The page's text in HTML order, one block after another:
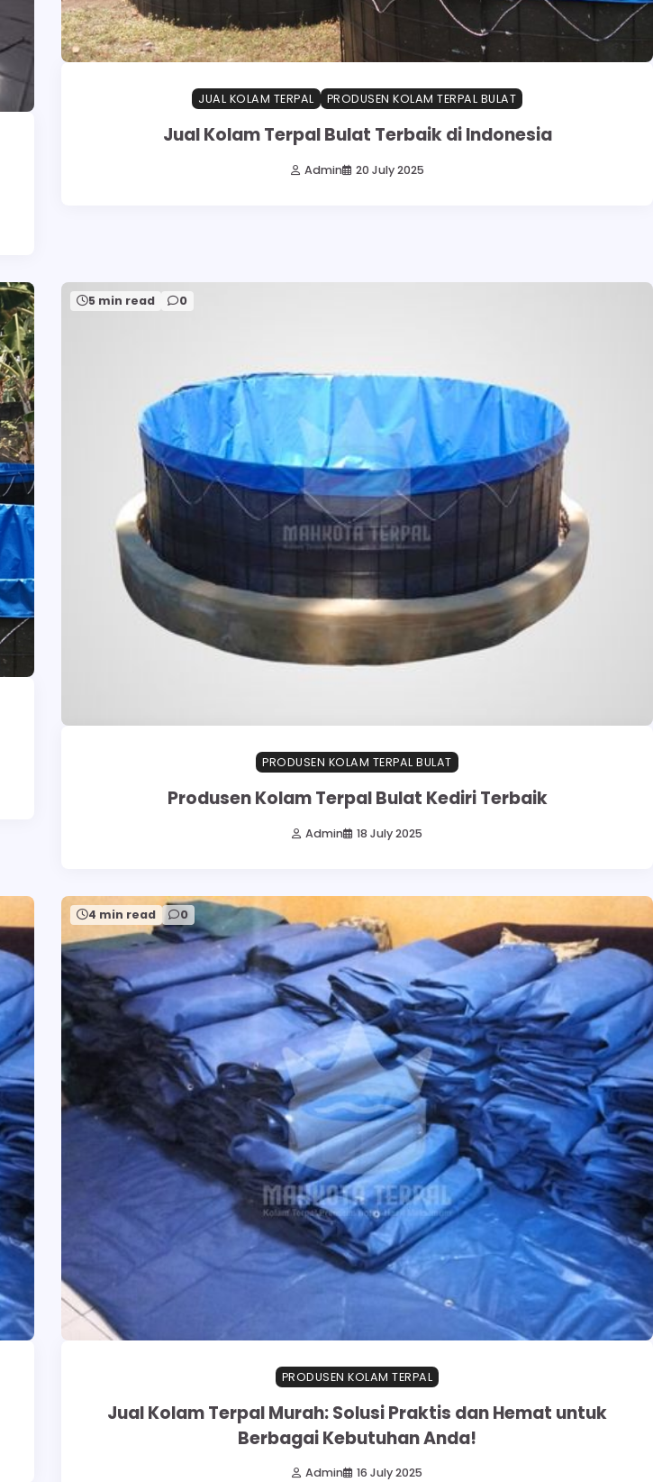
JUAL KOLAM TERPAL PRODUSEN KOLAM TERPAL BULAT
Jual Kolam Terpal Bulat Terbaik di Indonesia
Admin 20 July 2025
5 min read 0
PRODUSEN KOLAM TERPAL BULAT
Produsen Kolam Terpal Bulat Kediri Terbaik
Admin 18 July 2025
4 min read 0
PRODUSEN KOLAM TERPAL
Jual Kolam Terpal Murah: Solusi Praktis dan Hemat untuk
Berbagai Kebutuhan Anda!
Admin 16 July 2025